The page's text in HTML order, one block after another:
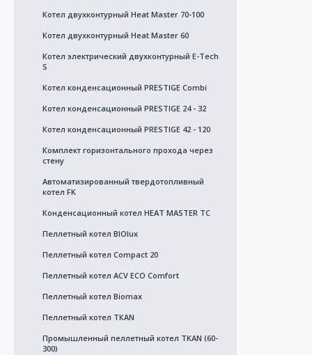
Котел двухконтурный Heat Master 70-100
Котел двухконтурный Heat Master 60
Котел электрический двухконтурный E-Tech
S
Котел конденсационный PRESTIGE Combi
Котел конденсационный PRESTIGE 24 - 32
Котел конденсационный PRESTIGE 42 - 120
Комплект горизонтального прохода через
стену
Автоматизированный твердотопливный
котел FK
Конденсационный котел HEAT MASTER TC
Пеллетный котел BIOlux
Пеллетный котел Compact 20
Пеллетный котел ACV ECO Comfort
Пеллетный котел Biomax
Пеллетный котел ТКАN
Промышленный пеллетный котел TKAN (60-
300)